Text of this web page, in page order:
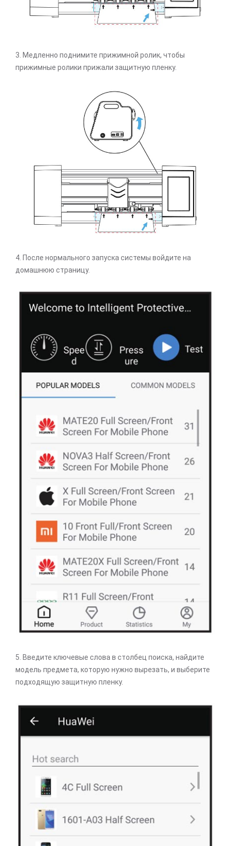
3. Медленно поднимите прижимной ролик, чтобы
прижимные ролики прижали защитную пленку.
4. После нормального запуска системы войдите на
домашнюю страницу.
5. Введите ключевые слова в столбец поиска, найдите
модель предмета, которую нужно вырезать, и выберите
подходящую защитную пленку.